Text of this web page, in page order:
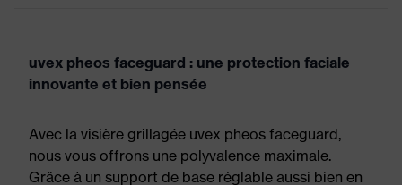
uvex pheos faceguard : une protection faciale
innovante et bien pensée
Avec la visière grillagée uvex pheos faceguard,
nous vous offrons une polyvalence maximale.
Grâce à un support de base réglable aussi bien en